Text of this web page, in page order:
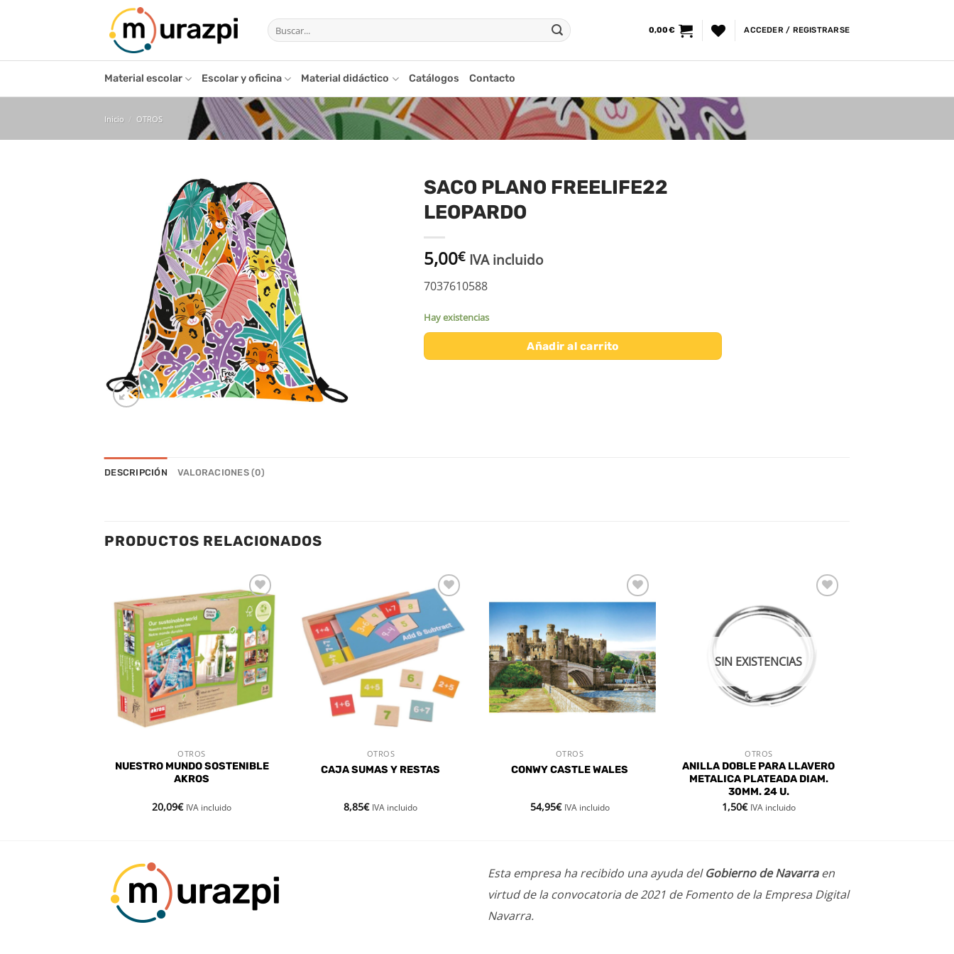
Buscar
por:
0,00€ ACCEDER / REGISTRARSE
Material escolar Escolar y oficina Material didáctico Catálogos Contacto
Inicio / OTROS
SACO PLANO FREELIFE22
LEOPARDO
5,00€ IVA incluido
7037610588
Hay existencias
Añadir al carrito
DESCRIPCIÓN VALORACIONES (0)
PRODUCTOS RELACIONADOS
Añadir
a la
lista de
deseos
VISTA RÁPIDA
OTROS
NUESTRO MUNDO SOSTENIBLE
AKROS
20,09€ IVA incluido
Añadir
lista de
deseos
VISTA RÁPIDA
OTROS
CAJA SUMAS Y RESTAS
8,85€ IVA incluido
Añadir
a la
lista de
deseos
VISTA RÁPIDA
OTROS
CONWY CASTLE WALES
54,95€ IVA incluido
deseos
VISTA RÁPIDA
SIN EXISTENCIAS
OTROS
ANILLA DOBLE PARA LLAVERO
METALICA PLATEADA DIAM.
30MM. 24 U.
1,50€ IVA incluido
Esta empresa ha recibido una ayuda delGobierno de Navarraen
virtud de la convocatoria de 2021 de Fomento de la Empresa Digital
Navarra.